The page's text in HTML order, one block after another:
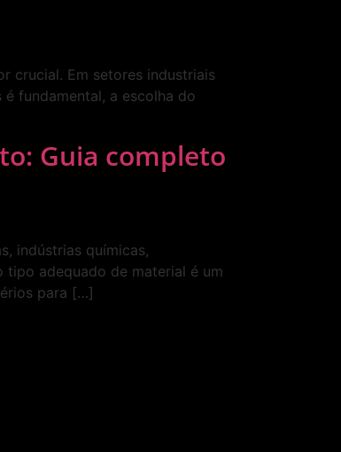
crucial. Em setores industriais
fundamental, a escolha do
Guia completo
indústrias químicas,
tipo adequado de material é um
para […]